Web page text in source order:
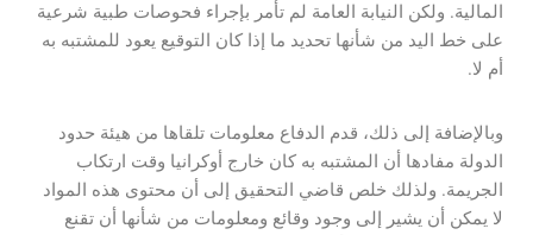
المالية. ولكن النيابة العامة لم تأمر بإجراء فحوصات طبية شرعية
على خط اليد من شأنها تحديد ما إذا كان التوقيع يعود للمشتبه به
أم لا.
وبالإضافة إلى ذلك، قدم الدفاع معلومات تلقاها من هيئة حدود
الدولة مفادها أن المشتبه به كان خارج أوكرانيا وقت ارتكاب
الجريمة. ولذلك خلص قاضي التحقيق إلى أن محتوى هذه المواد
لا يمكن أن يشير إلى وجود وقائع ومعلومات من شأنها أن تقنع